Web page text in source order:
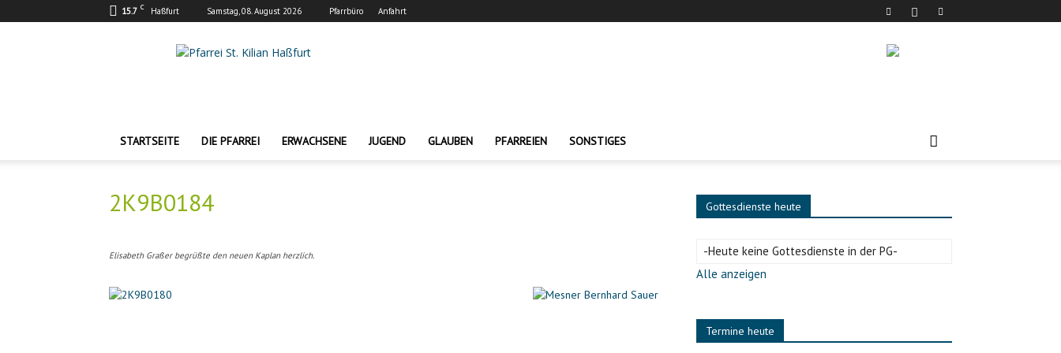
15.7 C Haßfurt Samstag, 08. August 2026 Pfarrbüro Anfahrt
Pfarrei
STARTSEITE DIE PFARREI ERWACHSENE JUGEND GLAUBEN PFARREIEN SONSTIGES
2K9B0184
Elisabeth Graßer begrüßte den neuen Kaplan herzlich.
Gottesdienste heute
-Heute keine Gottesdienste in der PG-
Alle anzeigen
Termine heute